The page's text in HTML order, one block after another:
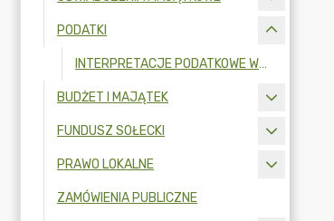
PODATKI
INTERPRETACJE PODATKOWE WÓJTA
BUDŻET I MAJĄTEK
FUNDUSZ SOŁECKI
PRAWO LOKALNE
ZAMÓWIENIA PUBLICZNE